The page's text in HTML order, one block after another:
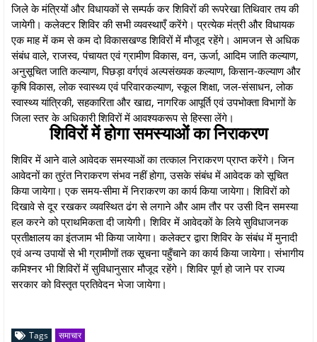
जिले के मंत्रियों और विधायकों से सम्पर्क कर शिविरों की रूपरेखा तिथिवार तय की
जायेगी। कलेक्टर शिविर की सभी व्यवस्थाएँ करेंगे। प्रत्येक मंत्री और विधायक
एक माह में कम से कम दो विकासखण्ड शिविरों में मौजूद रहेंगे। आमजन से अधिक
संबंध वाले, राजस्व, पंचायत एवं ग्रामीण विकास, वन, ऊर्जा, आदिम जाति कल्याण,
अनुसूचित जाति कल्याण, पिछड़ा वर्गएवं अल्पसंख्यक कल्याण, किसान-कल्याण और
कृषि विकास, लोक स्वास्थ्य एवं परिवारकल्याण, स्कूल शिक्षा, जल-संसाधन, लोक
स्वास्थ्य यांत्रिकी, सहकारिता और खाद्य, नागरिक आपूर्ति एवं उपभोक्ता विभागों के
जिला स्तर के अधिकारी शिविरों में आवश्यकरूप से हिस्सा लेंगे।
शिविरों में होगा समस्याओं का निराकरण
शिविर में आने वाले आवेदक समस्याओं का तत्काल निराकरण प्राप्त करेंगे। जिन
आवेदनों का तुरंत निराकरण संभव नहीं होगा, उसके संबंध में आवेदक को सूचित
किया जायेगा। एक समय-सीमा में निराकरण का कार्य किया जायेगा। शिविरों को
दिखावे से दूर रखकर व्यवस्थित ढंग से लगाने और आम तौर पर उसी दिन समस्या
हल करने को प्राथमिकता दी जायेगी। शिविर में आवेदकों के लिये सुविधाजनक
प्रतीक्षालय का इंतजाम भी किया जायेगा। कलेक्टर द्वारा शिविर के संबंध में मुनादी
एवं अन्य उपायों से भी ग्रामीणों तक सूचना पहुँचाने का कार्य किया जायेगा। संभागीय
कमिश्नर भी शिविरों में सुविधानुसार मौजूद रहेंगे। शिविर पूर्ण हो जाने पर राज्य
सरकार को विस्तृत प्रतिवेदन भेजा जायेगा।
Tags समाचार